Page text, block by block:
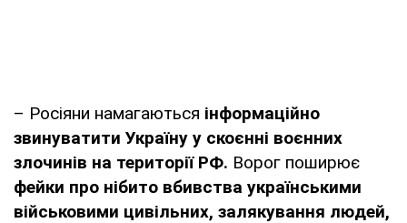
– Росіяни намагаються інформаційно
звинуватити Україну у скоєнні воєнних
злочинів на території РФ. Ворог поширює
фейки про нібито вбивства українськими
військовими цивільних, залякування людей,